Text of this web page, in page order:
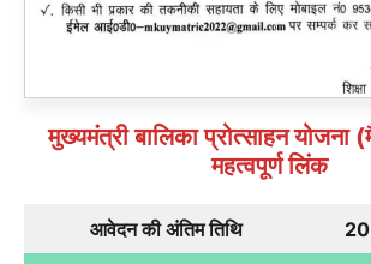
मुख्यमंत्री बालिका प्रोत्साहन योजना
महत्वपूर्ण लिंक
आवेदन की अंतिम तिथि 20